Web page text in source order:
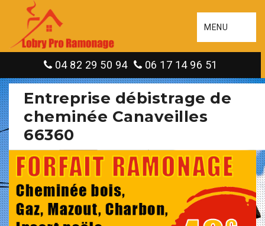
MENU
04 82 29 50 94 06 17 14 96 51
Entreprise débistrage de
cheminée Canaveilles
66360